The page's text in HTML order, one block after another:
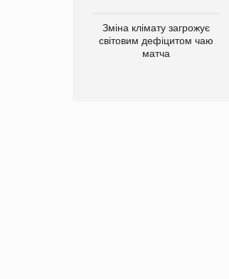
Зміна клімату загрожує
світовим дефіцитом чаю
матча